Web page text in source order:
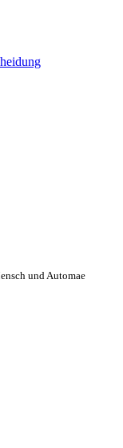
und Automae